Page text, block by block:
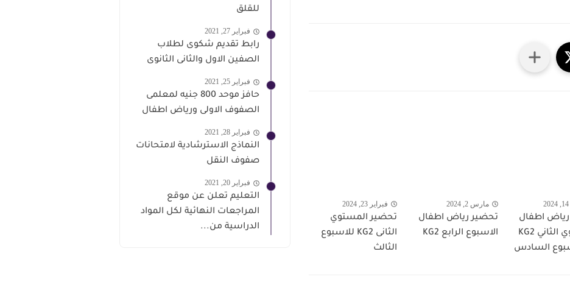
اطفال
المستوي الثاني KG2
السادس
مارس 2, 2024
تحضير رياض اطفال
الاسبوع الرابع KG2
فبراير 23, 2024
تحضير المستوي
الثانى KG2 للاسبوع
الثالث
للقلق
فبراير 27, 2021
رابط تقديم شكوى لطلاب
الصفين الاول والثانى الثانوى
فبراير 25, 2021
حافز موحد 800 جنيه لمعلمى
الصفوف الاولى ورياض اطفال
فبراير 28, 2021
النماذج الاسترشادية لامتحانات
صفوف النقل
فبراير 20, 2021
التعليم تعلن عن موقع
المراجعات النهائية لكل المواد
الدراسية من...